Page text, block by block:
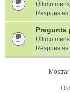
Último
Respuestas:
Pregunta
Último
Respuestas: